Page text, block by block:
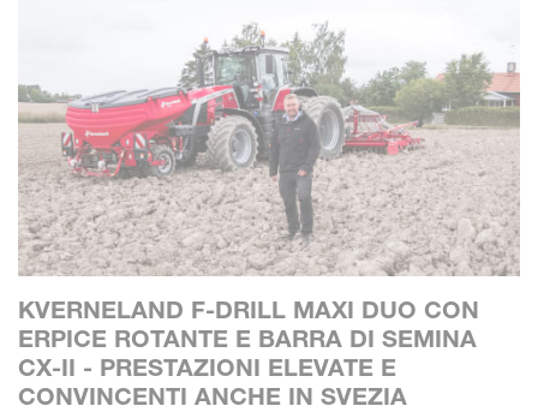
KVERNELAND F-DRILL MAXI DUO CON
ERPICE ROTANTE E BARRA DI SEMINA
CX-II - PRESTAZIONI ELEVATE E
CONVINCENTI ANCHE IN SVEZIA